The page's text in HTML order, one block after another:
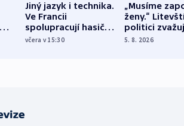
Jiný jazyk i technika.
Ve Francii
spolupracují hasiči z
různých zemí
včera v 15:30
„Musíme
ženy.“
politici
dohodu o
5. 8. 2026